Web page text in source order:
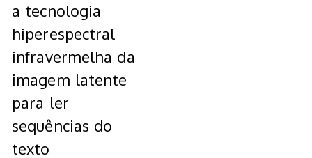
a tecnologia
hiperespectral
infravermelha da
imagem latente
para ler
sequências do
texto